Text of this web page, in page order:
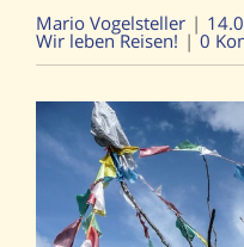
Mario Vogelsteller
Wir leben Reisen! 0